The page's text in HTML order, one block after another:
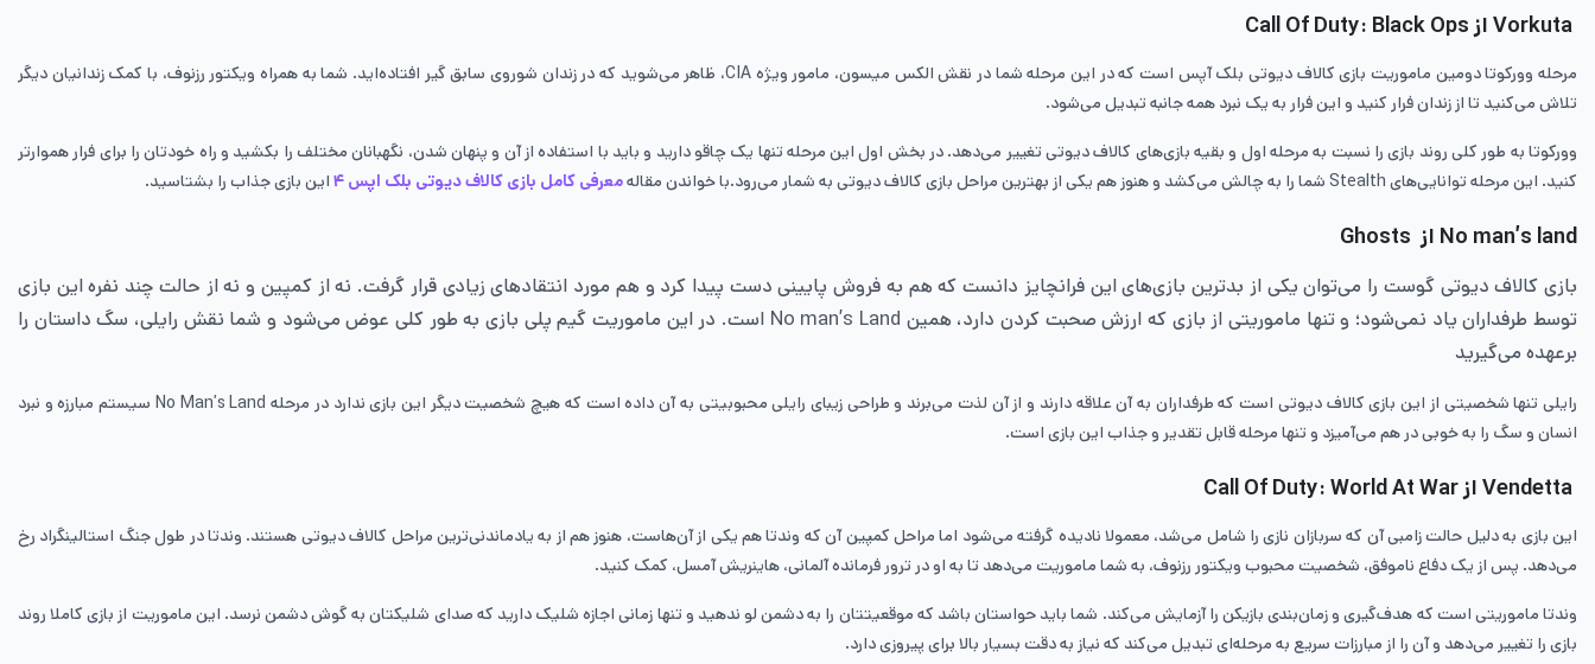
مرحله وورکوتا دومین ماموریت بازی کالاف دیوتی بلک آپس است که در این مرحله شما در نقش الکس میسون، مامور ویژه CIA، ظاهر می‌شوید که در زندان شوروی سابق گیر افتاده‌اید. شما به همراه ویکتور رزنوف، با کمک زندانیان دیگر
تلاش می‌کنید تا از زندان فرار کنید و این فرار به یک نبرد همه جانبه تبدیل می‌شود.
وورکوتا به طور کلی روند بازی را نسبت به مرحله اول و بقیه بازی‌های کالاف دیوتی تغییر می‌دهد. در بخش اول این مرحله تنها یک چاقو دارید و باید با استفاده از آن و پنهان شدن، نگهبانان مختلف را بکشید و راه خودتان را برای فرار هموارتر
کنید. این مرحله توانایی‌های Stealth شما را به چالش می‌کشد و هنوز هم یکی از بهترین مراحل بازی کالاف دیوتی به شمار می‌رود.با خواندن مقاله
معرفی کامل بازی کالاف دیوتی بلک اپس ۴ این بازی جذاب را بشتاسید.
No man’s land از Ghosts
بازی کالاف دیوتی گوست را می‌توان یکی از بدترین بازی‌های این فرانچایز دانست که هم به فروش پایینی دست پیدا کرد و هم مورد انتقاد‌های زیادی قرار گرفت. نه از کمپین و نه از حالت چند نفره این بازی
توسط طرفداران یاد نمی‌شود؛ و تنها ماموریتی از بازی که ارزش صحبت کردن دارد، همین No man’s Land است. در این ماموریت گیم پلی بازی به طور کلی عوض می‌شود و شما نقش رایلی، سگ داستان را
برعهده می‌گیرید
رایلی تنها شخصیتی از این بازی کالاف دیوتی است که طرفداران به آن علاقه دارند و از آن لذت می‌برند و طراحی زیبای رایلی محبوبیتی به آن داده است که هیچ شخصیت دیگر این بازی ندارد در مرحله No Man’s Land سیستم مبارزه و نبرد
انسان و سگ را به خوبی در هم می‌آمیزد و تنها مرحله قابل تقدیر و جذاب این بازی است.
این بازی به دلیل حالت زامبی آن که سربازان نازی را شامل می‌شد، معمولا نادیده گرفته می‌شود اما مراحل کمپین آن که وندتا هم یکی از آن‌هاست، هنوز هم از به یادماندنی‌ترین مراحل کالاف دیوتی هستند. وندتا در طول جنگ استالینگراد رخ
می‌دهد. پس از یک دفاع ناموفق، شخصیت محبوب ویکتور رزنوف، به شما ماموریت می‌دهد تا به او در ترور فرمانده آلمانی، هاینریش آمسل، کمک کنید.
وندتا ماموریتی است که هدف‌گیری و زمان‌بندی بازیکن را آزمایش می‌کند. شما باید حواستان باشد که موقعیتتان را به دشمن لو ندهید و تنها زمانی اجازه شلیک دارید که صدای شلیکتان به گوش دشمن نرسد. این ماموریت از بازی کاملا روند
بازی را تغییر می‌دهد و آن را از مبارزات سریع به مرحله‌ای تبدیل می‌کند که نیاز به دقت بسیار بالا برای پیروزی دارد.